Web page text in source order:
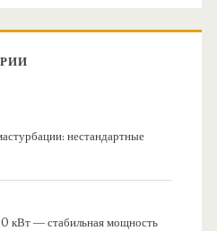
нестандартные
кВт — стабильная мощность